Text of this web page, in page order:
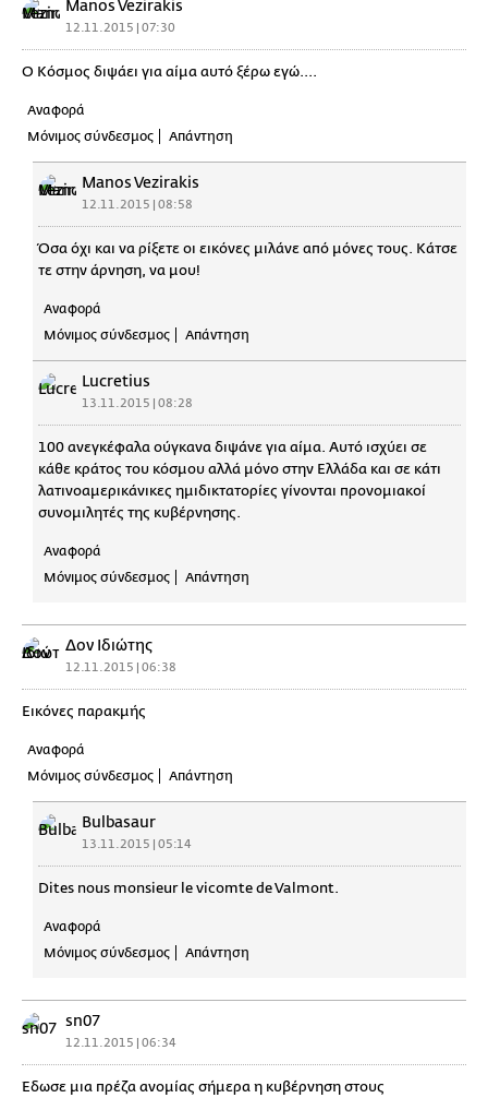
Manos Vezirakis
12.11.2015 | 07:30
Ο Κόσμος διψάει για αίμα αυτό ξέρω εγώ....
Αναφορά
Μόνιμος σύνδεσμος
Απάντηση
Manos Vezirakis
12.11.2015 | 08:58
Όσα όχι και να ρίξετε οι εικόνες μιλάνε από μόνες τους. Κάτσε
τε στην άρνηση, να μου!
Αναφορά
Μόνιμος σύνδεσμος
Απάντηση
Lucretius
13.11.2015 | 08:28
100 ανεγκέφαλα ούγκανα διψάνε για αίμα. Αυτό ισχύει σε
κάθε κράτος του κόσμου αλλά μόνο στην Ελλάδα και σε κάτι
λατινοαμερικάνικες ημιδικτατορίες γίνονται προνομιακοί
συνομιλητές της κυβέρνησης.
Αναφορά
Μόνιμος σύνδεσμος
Απάντηση
Δον Ιδιώτης
12.11.2015 | 06:38
Εικόνες παρακμής
Αναφορά
Μόνιμος σύνδεσμος
Απάντηση
Bulbasaur
13.11.2015 | 05:14
Dites nous monsieur le vicomte de Valmont.
Αναφορά
Μόνιμος σύνδεσμος
Απάντηση
sn07
12.11.2015 | 06:34
Έδωσε μια πρέζα ανομίας σήμερα η κυβέρνηση στους